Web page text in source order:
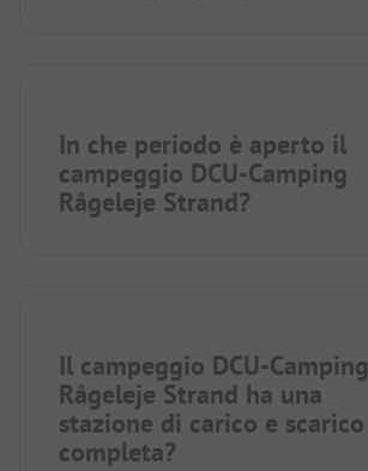
In che periodo è aperto il
campeggio DCU-Camping
Rågeleje Strand?
Il campeggio DCU-Camping
Rågeleje Strand ha una
stazione di carico e scarico
completa?